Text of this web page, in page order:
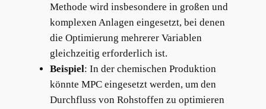
Methode wird insbesondere in großen und
komplexen Anlagen eingesetzt, bei denen
die Optimierung mehrerer Variablen
gleichzeitig erforderlich ist.
Beispiel: In der chemischen Produktion
könnte MPC eingesetzt werden, um den
Durchfluss von Rohstoffen zu optimieren